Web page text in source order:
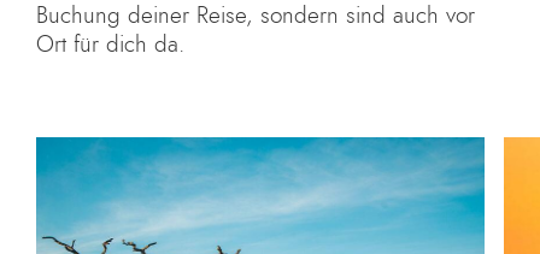
Buchung deiner Reise, sondern sind auch vor
Ort für dich da.